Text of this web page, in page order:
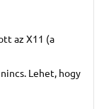
az X11 (a
Lehet, hogy